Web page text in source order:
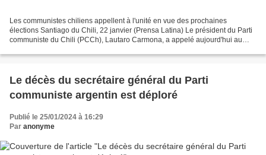
Les communistes chiliens appellent à l'unité en vue des prochaines
élections Santiago du Chili, 22 janvier (Prensa Latina) Le président du Parti
communiste du Chili (PCCh), Lautaro Carmona, a appelé aujourd'hui au
Le décès du secrétaire général du Parti
communiste argentin est déploré
Publié le 25/01/2024 à 16:29
Par anonyme